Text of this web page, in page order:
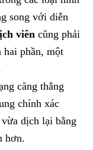
song với diễn
viên cũng phải
hai phần, một
căng thẳng
chính xác
dịch lại bằng
hơn.